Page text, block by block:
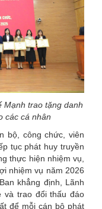
Mạnh trao tặng danh
các cá nhân
bộ, công chức, viên
tục phát huy truyền
thực hiện nhiệm vụ,
nhiệm vụ năm 2026
khẳng định, Lãnh
và trao đổi thấu đáo
để mỗi cán bộ phát